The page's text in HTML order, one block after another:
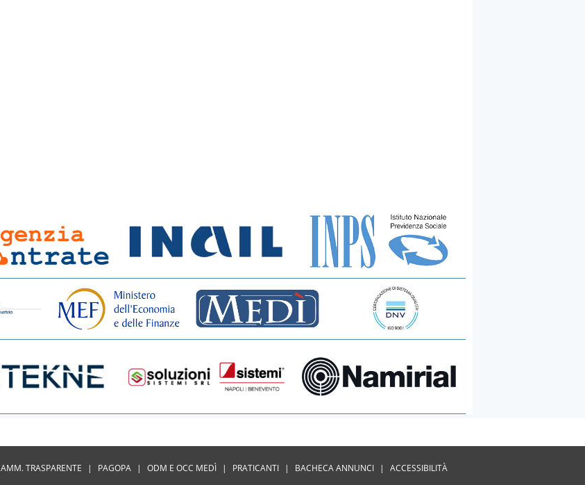
AMM. TRASPARENTE | PAGOPA | ODM E OCC MEDÌ | PRATICANTI | BACHECA ANNUNCI | ACCESSIBILITÀ